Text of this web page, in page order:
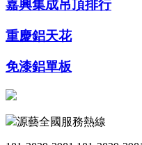
嘉興集成吊頂排行
重慶鋁天花
免漆鋁單板
源藝全國服務熱線